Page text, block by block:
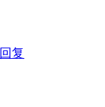
回复